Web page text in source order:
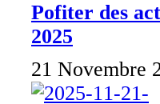
Pofiter des
2025
21 Novembre